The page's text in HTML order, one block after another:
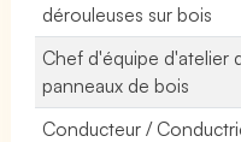
dérouleuses sur bois
Chef d'équipe d'atelier
panneaux de bois
Conducteur /